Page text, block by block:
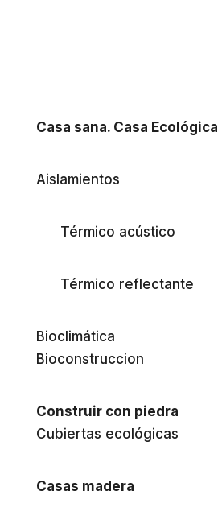
Casa sana. Casa Ecológica
Aislamientos
Térmico acústico
Térmico reflectante
Bioclimática
Bioconstruccion
Construir con piedra
Cubiertas ecológicas
Casas madera